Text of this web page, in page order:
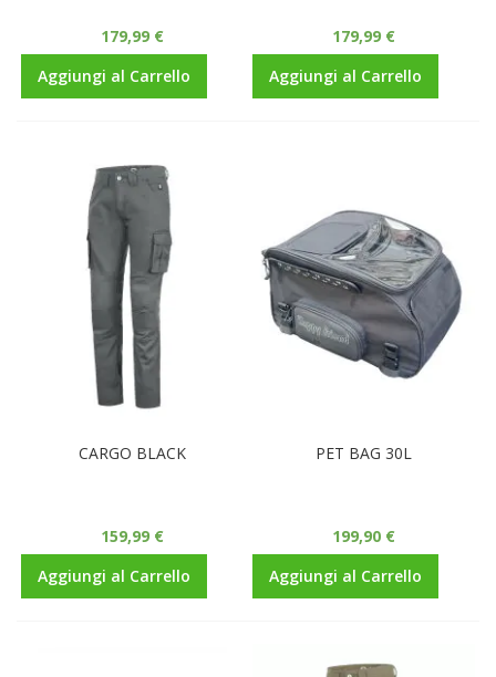
179,99 €
Aggiungi al Carrello
179,99 €
Aggiungi al Carrello
CARGO BLACK
159,99 €
Aggiungi al Carrello
PET BAG 30L
199,90 €
Aggiungi al Carrello